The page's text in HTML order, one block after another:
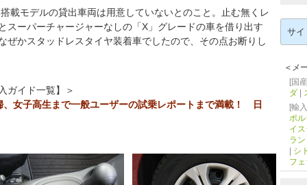
載モデルの貸出車両は用意していないとのこと。止む無くレ
スーパーチャージャーなしの「X」グレードの車を借り出す
ぜかスタッドレスタイヤ装着車でしたので、その点お断りし
ガイド一覧】＞
女子高生まで一般ユーザーの試乗レポートまで満載！ 日
索:
＜メ
[国
ダ
[輸
ポ
イ
ラ
シ
フ